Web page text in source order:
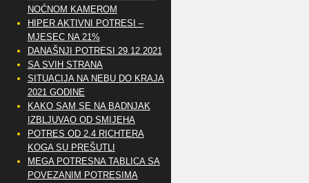
NOĆNOM KAMEROM
HIPER AKTIVNI POTRESI –
MJESEC NA 21%
DANAŠNJI POTRESI 29.12.2021
SA SVIH STRANA
SITUACIJA NA NEBU DO KRAJA
2021 GODINE
KAKO SAM SE NA BADNJAK
IZBLJUVAO OD SMIJEHA
POTRES OD 2.4 RICHTERA
KOGA SU PREŠUTLI
MEGA POTRESNA TABLICA SA
POVEZANIM POTRESIMA